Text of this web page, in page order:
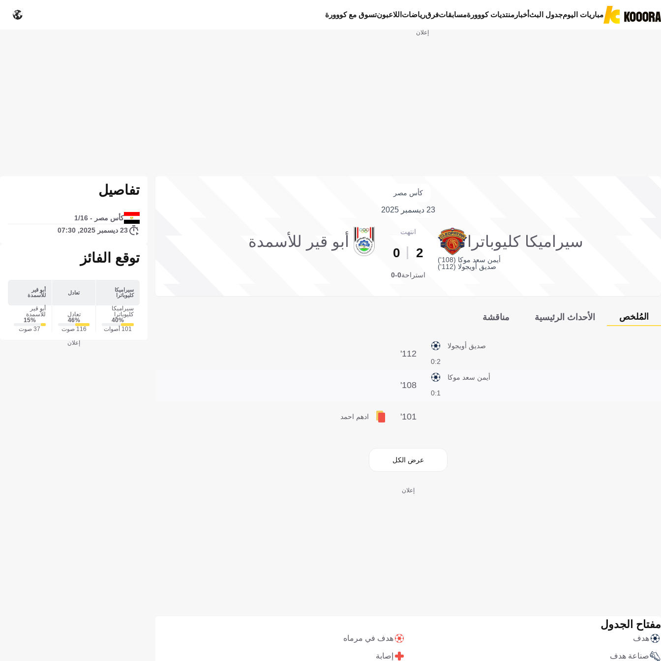
مباريات اليومجدول البثأخبار منتديات كووورةمسابقاتفرقرياضات اللاعبونتسوق مع كووورة
إعلان
كأس مصر
23 ديسمبر 2025
سيراميكا كليوباترا
أيمن سعد موكا (108')
صديق أويجولا (112')
انتهت
2
0
أبو قير للأسمدة
استراحة0-0
المُلخص الأحداث الرئيسية مناقشة
2:0
صديق أويجولا
112'
1:0
أيمن سعد موكا
108'
ادهم احمد 101'
عرض الكل
إعلان
مفتاح الجدول
هدف هدف في مرماه
صناعة هدف إصابة
تفاصيل
كأس مصر - 1/16
23 ديسمبر 2025, 07:30
توقع الفائز
سيراميكا
كليوباترا
تعادل
أبو قير
للأسمدة
سيراميكا
كليوباترا
40‎%‎
101 أصوات
تعادل
46‎%‎
116 صوت
أبو قير
للأسمدة
15‎%‎
37 صوت
إعلان